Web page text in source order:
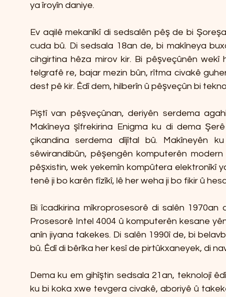
ya îroyîn daniye.
Ev aqilê mekanîkî di sedsalên pêş de bi
cuda bû. Di sedsala 18an de, bi makîneya
cihgirtina hêza mirov kir. Bi pêşveçûnên wekî
telgrafê re, bajar mezin bûn, rîtma civakê
dest pê kir. Êdî dem, hilberîn û pêşveçûn bi
Piştî van pêşveçûnan, deriyên serdema
Makîneya şîfrekirina Enigma ku di dema
çikandina serdema dîjîtal bû. Makîneyên
sêwirandibûn, pêşengên komputerên
pêşxistin, wek yekemîn kompûtera elektronîkî
tenê ji bo karên fîzîkî, lê her weha ji bo fikir û
Bi îcadkirina mîkroprosesorê di salên
Prosesorê Intel 4004 û komputerên kesane
anîn jiyana takekes. Di salên 1990î de, bi
bû. Êdî di bêrîka her kesî de pirtûkxaneyek, di
Dema ku em gihîştin sedsala 21an, teknolojî
ku bi koka xwe tevgera civakê, aboriyê û